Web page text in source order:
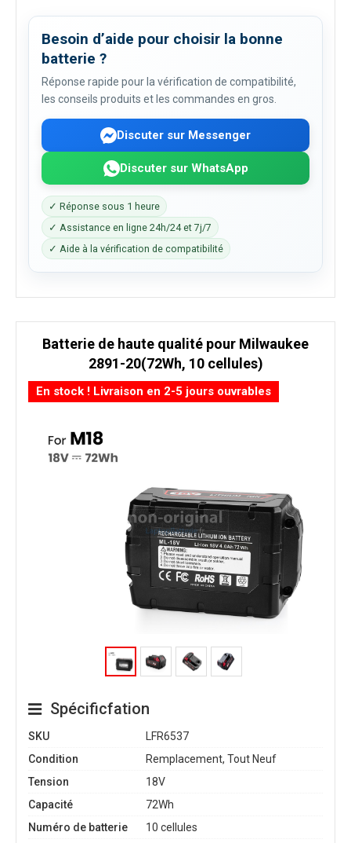
Besoin d’aide pour choisir la bonne
batterie ?
Réponse rapide pour la vérification de compatibilité,
les conseils produits et les commandes en gros.
Discuter sur Messenger
Discuter sur WhatsApp
✓ Réponse sous 1 heure
✓ Assistance en ligne 24h/24 et 7j/7
✓ Aide à la vérification de compatibilité
Batterie de haute qualité pour Milwaukee
2891-20(72Wh, 10 cellules)
En stock ! Livraison en 2-5 jours ouvrables
Spécificfation
SKU
LFR6537
Condition
Remplacement, Tout Neuf
Tension
18V
Capacité
72Wh
Numéro de batterie
10 cellules